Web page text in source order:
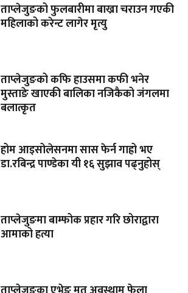
ताप्लेजुङको फुलबारीमा बाख्रा चराउन गएकी
महिलाको करेन्ट लागेर मृत्यु
ताप्लेजुङको कफि हाउसमा कफी भनेर
मुस्ताङे खाएकी बालिका नजिकैको जंगलमा
बलात्कृत
होम आइसोलेसनमा सास फेर्न गाह्रो भए
डा.रबिन्द्र पाण्डेका यी १६ सुझाव पढ्नुहोस्
ताप्लेजुङमा बाम्फोक प्रहार गरि छोराद्वारा
आमाको हत्या